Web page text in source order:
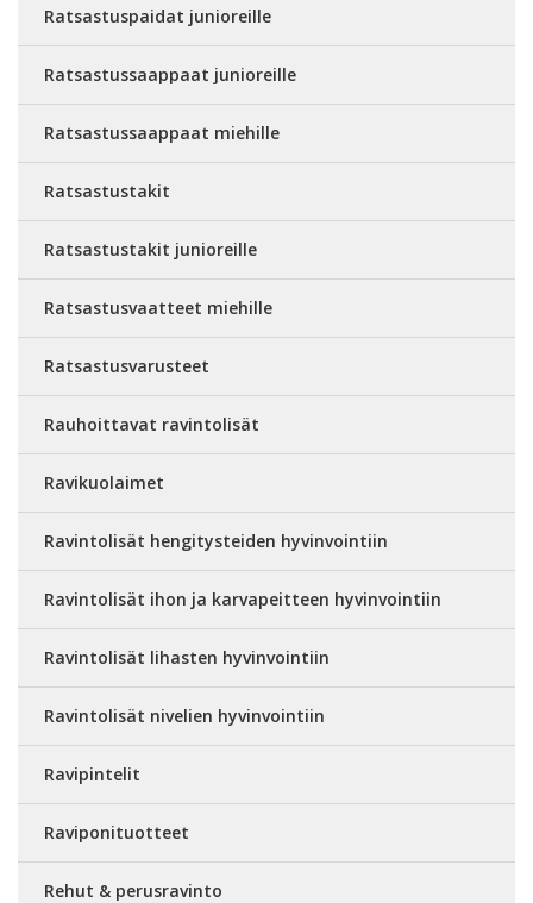
Ratsastuspaidat junioreille
Ratsastussaappaat junioreille
Ratsastussaappaat miehille
Ratsastustakit
Ratsastustakit junioreille
Ratsastusvaatteet miehille
Ratsastusvarusteet
Rauhoittavat ravintolisät
Ravikuolaimet
Ravintolisät hengitysteiden hyvinvointiin
Ravintolisät ihon ja karvapeitteen hyvinvointiin
Ravintolisät lihasten hyvinvointiin
Ravintolisät nivelien hyvinvointiin
Ravipintelit
Raviponituotteet
Rehut & perusravinto